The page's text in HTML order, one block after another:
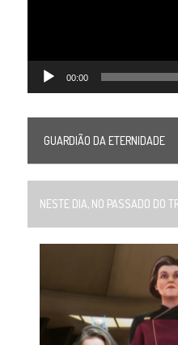
00:00
GUARDIÃO DA ETERNIDADE
NESTE DIA, NO PASSADO DO